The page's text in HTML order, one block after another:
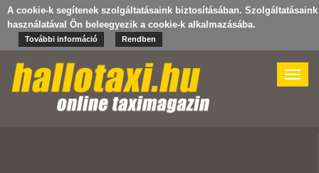
A cookie-k segítenek szolgáltatásaink biztosításában. Szolgáltatásaink
használatával Ön beleegyezik a cookie-k alkalmazásába.
További információ Rendben
Toggle